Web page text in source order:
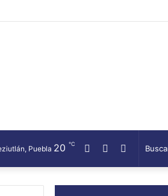
Telegram
Twitter
Facebook
Puebla 20 ℃